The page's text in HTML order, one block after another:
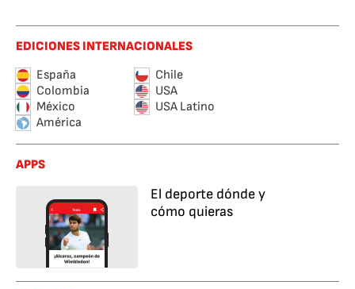
EDICIONES INTERNACIONALES
España
Chile
Colombia
USA
México
USA Latino
América
APPS
El deporte dónde y
cómo quieras